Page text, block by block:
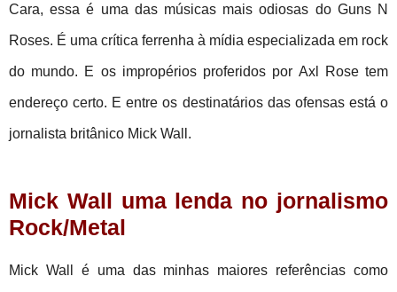
Cara, essa é uma das músicas mais odiosas do Guns N
Roses. É uma crítica ferrenha à mídia especializada em rock
do mundo. E os impropérios proferidos por Axl Rose tem
endereço certo. E entre os destinatários das ofensas está o
jornalista britânico Mick Wall.
Mick Wall uma lenda no jornalismo
Rock/Metal
Mick Wall é uma das minhas maiores referências como